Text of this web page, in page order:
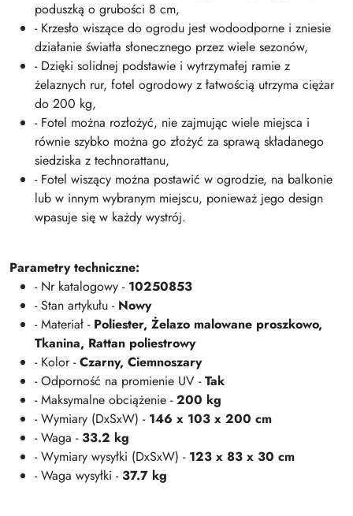
poduszką o grubości 8 cm,
- Krzesło wiszące do ogrodu jest wodoodporne i zniesie
działanie światła słonecznego przez wiele sezonów,
- Dzięki solidnej podstawie i wytrzymałej ramie z
żelaznych rur, fotel ogrodowy z łatwością utrzyma ciężar
do 200 kg,
- Fotel można rozłożyć, nie zajmując wiele miejsca i
równie szybko można go złożyć za sprawą składanego
siedziska z technorattanu,
- Fotel wiszący można postawić w ogrodzie, na balkonie
lub w innym wybranym miejscu, ponieważ jego design
wpasuje się w każdy wystrój.
Parametry techniczne:
- Nr katalogowy - 10250853
- Stan artykułu - Nowy
- Materiał - Poliester, Żelazo malowane proszkowo,
Tkanina, Rattan poliestrowy
- Kolor -Czarny, Ciemnoszary
- Odporność na promienie UV -Tak
- Maksymalne obciążenie -200 kg
- Wymiary (DxSxW) - 146 x 103 x 200 cm
- Waga -33.2 kg
- Wymiary wysyłki (DxSxW) - 123 x 83 x 30 cm
- Waga wysyłki -37.7 kg